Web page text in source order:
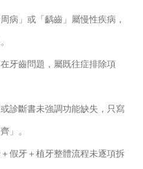
病」或「齲齒」屬慢性疾病，
牙齒問題，屬既往症排除項
診斷書未強調功能缺失，只寫
」。
假牙＋植牙整體流程未逐項拆